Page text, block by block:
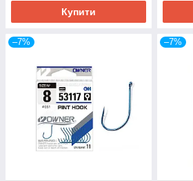
Купити
–7% –7%